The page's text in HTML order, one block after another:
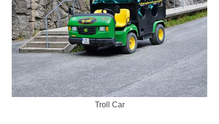
Troll Car